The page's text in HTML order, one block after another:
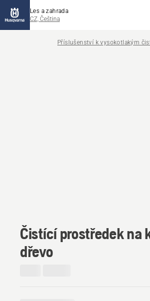
Les a zahrada
CZ, Čeština
Příslušenství k vysokotlakým
Čistící prostředek na
dřevo